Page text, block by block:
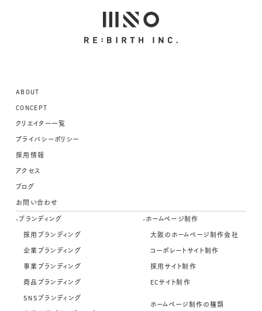
ABOUT
CONCEPT
クリエイター一覧
プライバシーポリシー
採用情報
アクセス
ブログ
お問い合わせ
-ブランディング
採用ブランディング
企業ブランディング
事業ブランディング
商品ブランディング
SNSブランディング
-ホームページ制作
大阪のホームページ制作会社
コーポレートサイト制作
採用サイト制作
ECサイト制作
ホームページ制作の種類